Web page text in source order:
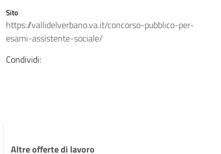
Sito
https://vallidelverbano.va.it/concorso-pubblico-per-
esami-assistente-sociale/
Condividi:
Altre offerte di lavoro